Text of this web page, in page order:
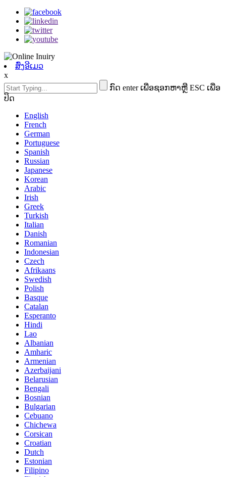
ສົ່ງອີເມວ
x
ກົດ enter ເພື່ອຊອກຫາຫຼື ESC ເພື່ອ
ປິດ
English
French
German
Portuguese
Spanish
Russian
Japanese
Korean
Arabic
Irish
Greek
Turkish
Italian
Danish
Romanian
Indonesian
Czech
Afrikaans
Swedish
Polish
Basque
Catalan
Esperanto
Hindi
Lao
Albanian
Amharic
Armenian
Azerbaijani
Belarusian
Bengali
Bosnian
Bulgarian
Cebuano
Chichewa
Corsican
Croatian
Dutch
Estonian
Filipino